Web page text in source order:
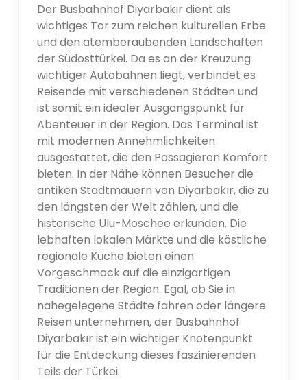
Der Busbahnhof Diyarbakır dient als
wichtiges Tor zum reichen kulturellen Erbe
und den atemberaubenden Landschaften
der Südosttürkei. Da es an der Kreuzung
wichtiger Autobahnen liegt, verbindet es
Reisende mit verschiedenen Städten und
ist somit ein idealer Ausgangspunkt für
Abenteuer in der Region. Das Terminal ist
mit modernen Annehmlichkeiten
ausgestattet, die den Passagieren Komfort
bieten. In der Nähe können Besucher die
antiken Stadtmauern von Diyarbakır, die zu
den längsten der Welt zählen, und die
historische Ulu-Moschee erkunden. Die
lebhaften lokalen Märkte und die köstliche
regionale Küche bieten einen
Vorgeschmack auf die einzigartigen
Traditionen der Region. Egal, ob Sie in
nahegelegene Städte fahren oder längere
Reisen unternehmen, der Busbahnhof
Diyarbakır ist ein wichtiger Knotenpunkt
für die Entdeckung dieses faszinierenden
Teils der Türkei.